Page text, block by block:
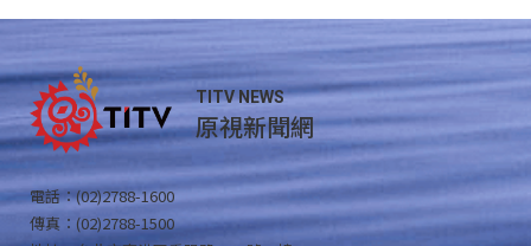
TITV NEWS
原視新聞網
電話：(02)2788-1600
傳真：(02)2788-1500